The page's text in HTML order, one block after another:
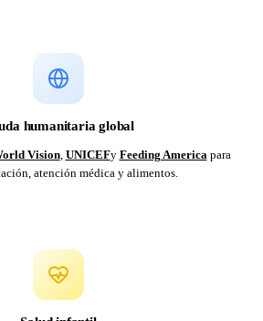
humanitaria global
Vision, UNICEFy Feeding America para
atención médica y alimentos.